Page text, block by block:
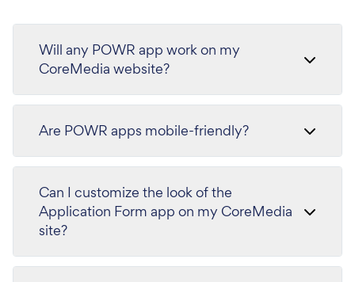
Will any POWR app work on my
CoreMedia website?
Are POWR apps mobile-friendly?
Can I customize the look of the
Application Form app on my CoreMedia
site?